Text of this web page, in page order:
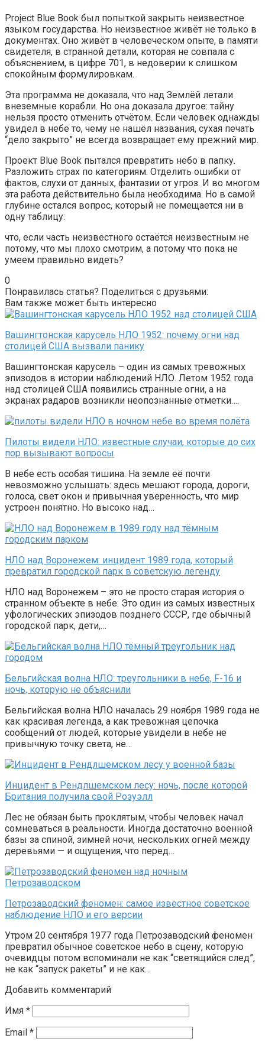
Project Blue Book был попыткой закрыть неизвестное
языком государства. Но неизвестное живёт не только в
документах. Оно живёт в человеческом опыте, в памяти
свидетеля, в странной детали, которая не совпала с
объяснением, в цифре 701, в недоверии к слишком
спокойным формулировкам.
Эта программа не доказала, что над Землёй летали
внеземные корабли. Но она доказала другое: тайну
нельзя просто отменить отчётом. Если человек однажды
увидел в небе то, чему не нашёл названия, сухая печать
“дело закрыто” не всегда возвращает ему прежний мир.
Проект Blue Book пытался превратить небо в папку.
Разложить страх по категориям. Отделить ошибки от
фактов, слухи от данных, фантазии от угроз. И во многом
эта работа действительно была необходима. Но в самой
глубине остался вопрос, который не помещается ни в
одну таблицу:
что, если часть неизвестного остаётся неизвестным не
потому, что мы плохо смотрим, а потому что пока не
умеем правильно видеть?
0
Понравилась статья? Поделиться с друзьями:
Вам также может быть интересно
Вашингтонская карусель НЛО 1952: почему огни над
столицей США вызвали панику
Вашингтонская карусель – один из самых тревожных
эпизодов в истории наблюдений НЛО. Летом 1952 года
над столицей США появились странные огни, а на
экранах радаров возникли неопознанные отметки….
Пилоты видели НЛО: известные случаи, которые до сих
пор вызывают вопросы
В небе есть особая тишина. На земле её почти
невозможно услышать: здесь мешают города, дороги,
голоса, свет окон и привычная уверенность, что мир
устроен понятно. Но высоко над…
НЛО над Воронежем: инцидент 1989 года, который
превратил городской парк в советскую легенду
НЛО над Воронежем – это не просто старая история о
странном объекте в небе. Это один из самых известных
уфологических эпизодов позднего СССР, где обычный
городской парк, дети,…
Бельгийская волна НЛО: треугольники в небе, F-16 и
ночь, которую не объяснили
Бельгийская волна НЛО началась 29 ноября 1989 года не
как красивая легенда, а как тревожная цепочка
сообщений от людей, которые увидели в небе не
привычную точку света, не…
Инцидент в Рендлшемском лесу: ночь, после которой
Британия получила свой Розуэлл
Лес не обязан быть проклятым, чтобы человек начал
сомневаться в реальности. Иногда достаточно военной
базы за спиной, зимней ночи, нескольких огней между
деревьями — и ощущения, что перед…
Петрозаводский феномен: самое известное советское
наблюдение НЛО и его версии
Утром 20 сентября 1977 года Петрозаводский феномен
превратил обычное советское небо в сцену, которую
очевидцы потом вспоминали не как “светящийся след”,
не как “запуск ракеты” и не как…
Добавить комментарий
Имя *
Email *